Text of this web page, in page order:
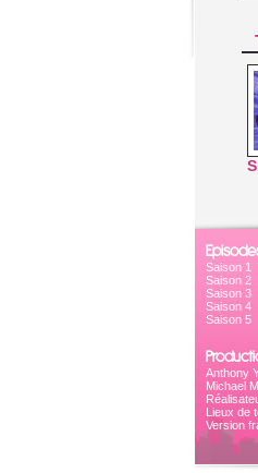
Saison 1
Saison 2
Saison 3
Saison 4
Saison 5
Anthony
Michael
Lieux de
Version